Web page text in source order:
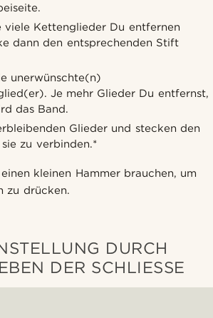
viele Kettenglieder Du entfernen
dann den entsprechenden Stift
unerwünschte(n)
Je mehr Glieder Du entfernst,
das Band.
Glieder und stecken den
zu verbinden.*
kleinen Hammer brauchen, um
zu drücken.
DURCH
DER SCHLIESSE